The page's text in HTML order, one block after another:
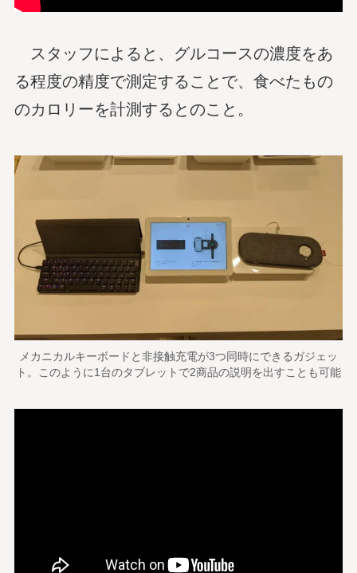
スタッフによると、グルコースの濃度をあ
る程度の精度で測定することで、食べたもの
のカロリーを計測するとのこと。
メカニカルキーボードと非接触充電が3つ同時にできるガジェッ
ト。このように1台のタブレットで2商品の説明を出すことも可能